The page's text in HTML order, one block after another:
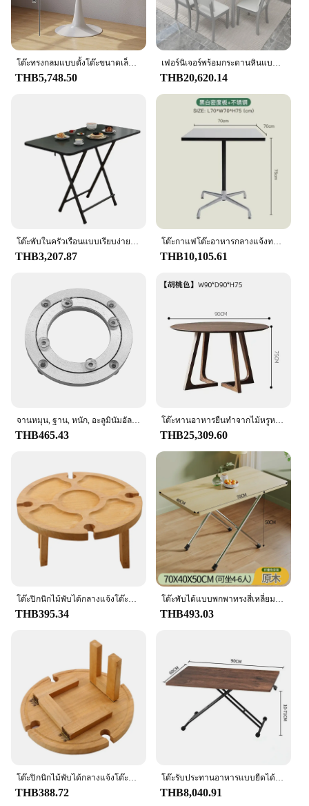
โต๊ะทรงกลมแบบตั้งโต๊ะขนาดเล็กแบบสองจุดประสงค์โต๊ะทานอาหารในครัวเรือนร้านอาหารแบบเชิงพาณิชย์
THB5,748.50
เฟอร์นิเจอร์พร้อมกระดานหินแบบขยายได้โต๊ะและเก้าอี้ไม้เนื้อแข็งห้องรับประทานอาหารที่บ้านเรียบง่ายหรูหราเบาขยายได้ RO
THB20,620.14
โต๊ะพับในครัวเรือนแบบเรียบง่ายสำหรับอพาร์ทเมนต์ขนาดเล็กโต๊ะอ่านหนังสือขนาดเล็กโต๊ะทานอาหารนักเรียนเฟอร์นิเจอร์ yemek odasi setleri
THB3,207.87
โต๊ะกาแฟโต๊ะอาหารกลางแจ้งทรงกลมสีขาวขนาดเล็กทางเข้าห้องโถง perabot dapur อพาร์ทเมนต์เคลื่อนที่
THB10,105.61
จานหมุน, ฐาน, หนัก, อะลูมินัมอัลลอย, โต๊ะทานอาหาร, ฐานหมุน, โต๊ะกลม
THB465.43
โต๊ะทานอาหารยืนทำจากไม้หรูหราทันสมัยแบบนอร์ดิกเฟอร์นิเจอร์ห้องรับประทานอาหารโต๊ะทานอาหารกันน้ำสำหรับห้องนั่งเล่น
THB25,309.60
โต๊ะปิกนิกไม้พับได้กลางแจ้งโต๊ะแบบพกพาโต๊ะพับได้โต๊ะแก้วไวน์โต๊ะพับได้สำหรับงานปาร์ตี้ในสวน
THB395.34
โต๊ะพับได้แบบพกพาทรงสี่เหลี่ยมผืนผ้าแบบเรียบง่ายโต๊ะรับประทานอาหารในครัวเรือนโต๊ะขนาดเล็กแบบพกพา
THB493.03
โต๊ะปิกนิกไม้พับได้กลางแจ้งโต๊ะแบบพกพาโต๊ะพับได้ชั้นวางแก้วไวน์โต๊ะพับได้สำหรับงานปาร์ตี้ในสวน
THB388.72
โต๊ะรับประทานอาหารแบบยืดได้โต๊ะแบบยกบนทำจากโลหะโต๊ะพับได้โต๊ะทันสมัยสำหรับห้องครัวใช้ในบ้านอเนกประสงค์สี่เหลี่ยมเฟอร์นิเจอร์
THB8,040.91